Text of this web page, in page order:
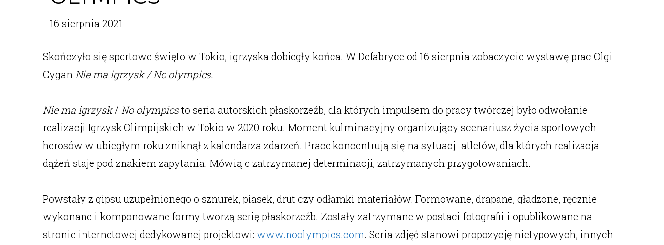
16 sierpnia 2021
Skończyło się sportowe święto w Tokio, igrzyska dobiegły końca. W Defabryce od 16 sierpnia zobaczycie wystawę prac Olgi
Cygan Nie ma igrzysk / No olympics.
Nie ma igrzysk/ No olympicsto seria autorskich płaskorzeźb, dla których impulsem do pracy twórczej było odwołanie
realizacji Igrzysk Olimpijskich w Tokio w 2020 roku. Moment kulminacyjny organizujący scenariusz życia sportowych
herosów w ubiegłym roku zniknął z kalendarza zdarzeń. Prace koncentrują się na sytuacji atletów, dla których realizacja
dążeń staje pod znakiem zapytania. Mówią o zatrzymanej determinacji, zatrzymanych przygotowaniach.
Powstały z gipsu uzupełnionego o sznurek, piasek, drut czy odłamki materiałów. Formowane, drapane, gładzone, ręcznie
wykonane i komponowane formy tworzą serię płaskorzeźb. Zostały zatrzymane w postaci fotografii i opublikowane na
stronie internetowej dedykowanej projektowi: www.noolympics.com. Seria zdjęć stanowi propozycję nietypowych, innych